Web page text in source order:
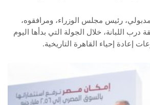
رئيس مجلس الوزراء، ومرافقوه،
درب اللبانة، خلال الجولة التي بدأها اليوم
إعادة إحياء القاهرة التاريخية.